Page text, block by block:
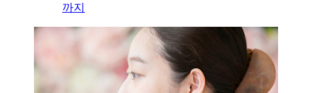
까지